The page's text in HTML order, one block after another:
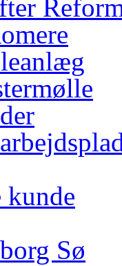
Sø